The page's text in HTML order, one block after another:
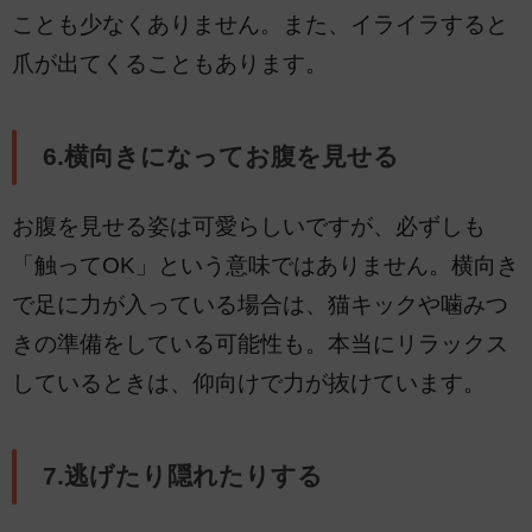
ことも少なくありません。また、イライラすると
爪が出てくることもあります。
6.横向きになってお腹を見せる
お腹を見せる姿は可愛らしいですが、必ずしも
「触ってOK」という意味ではありません。横向き
で足に力が入っている場合は、猫キックや噛みつ
きの準備をしている可能性も。本当にリラックス
しているときは、仰向けで力が抜けています。
7.逃げたり隠れたりする